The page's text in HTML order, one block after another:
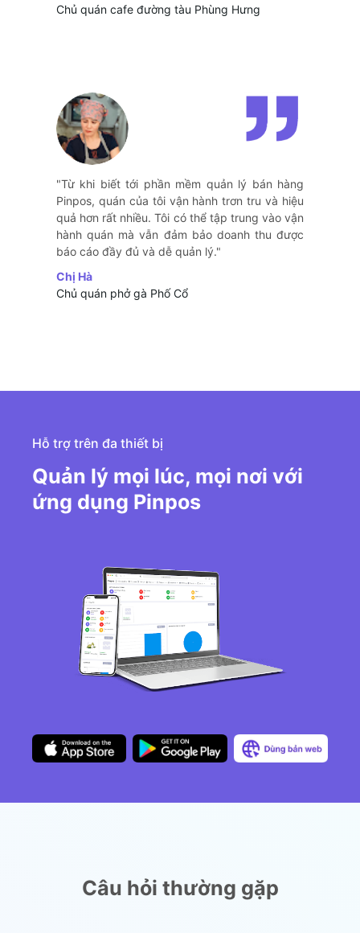
Chủ quán cafe đường tàu Phùng Hưng
"Từ khi biết tới phần mềm quản lý bán hàng
Pinpos, quán của tôi vận hành trơn tru và hiệu
quả hơn rất nhiều. Tôi có thể tập trung vào vận
hành quán mà vẫn đảm bảo doanh thu được
báo cáo đầy đủ và dễ quản lý."
Chị Hà
Chủ quán phở gà Phố Cổ
Hỗ trợ trên đa thiết bị
Quản lý mọi lúc, mọi nơi với
ứng dụng Pinpos
Câu hỏi thường gặp